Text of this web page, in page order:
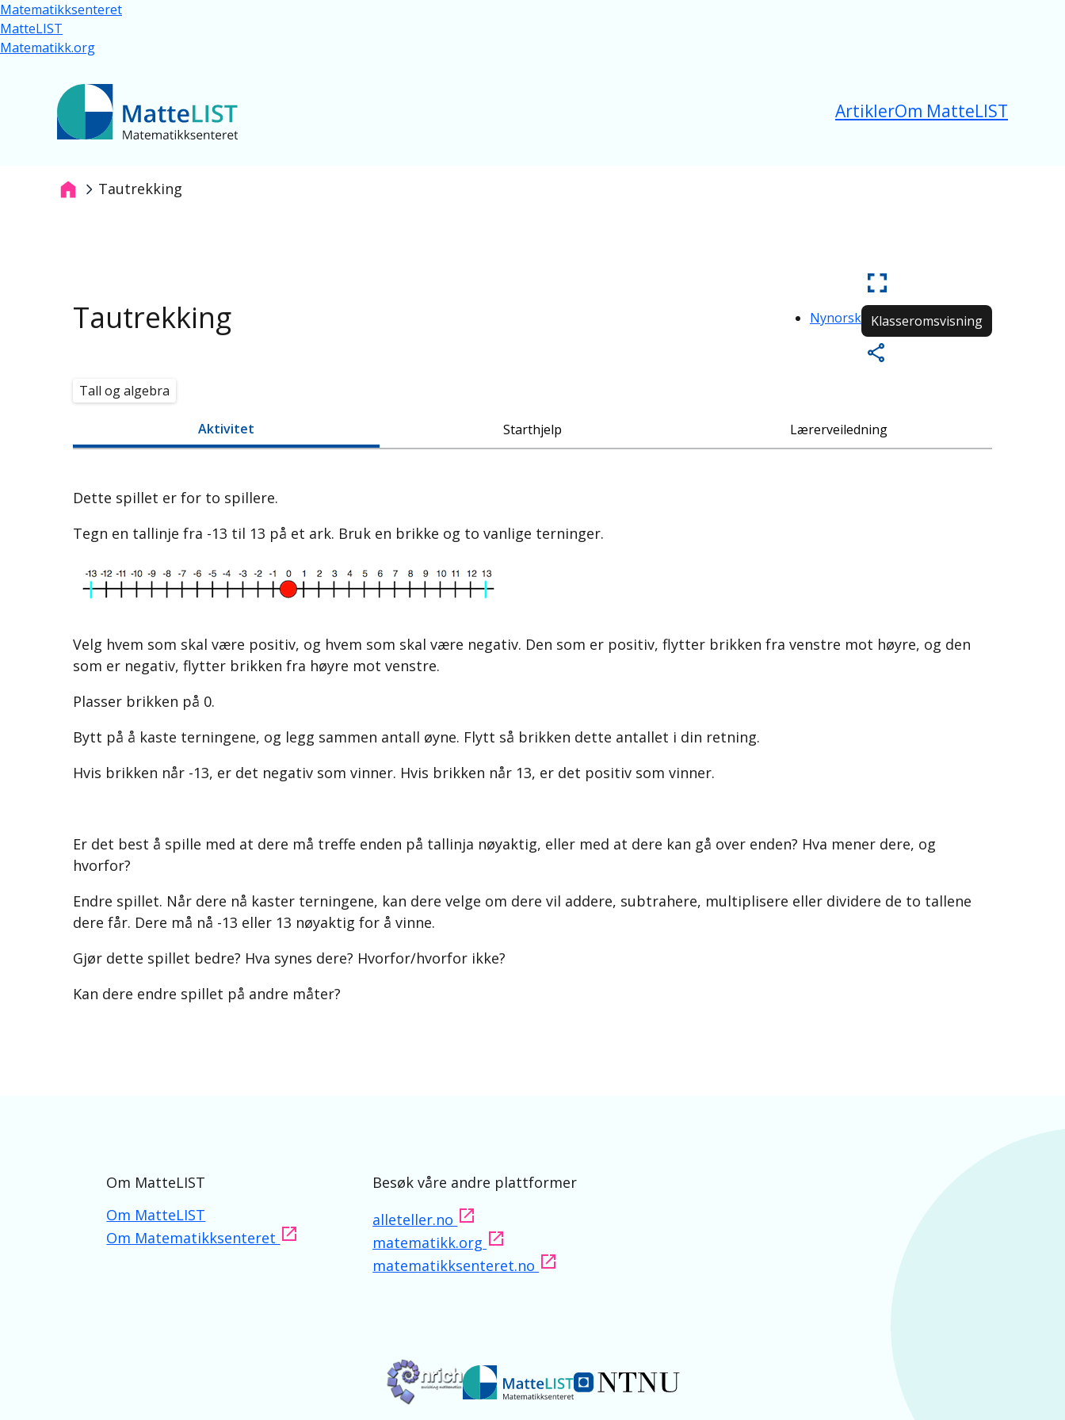
Hopp til hovedinnhold
Matematikksenteret
MatteLIST
Matematikk.org
ArtiklerOm MatteLIST
Navigasjonssti
Tautrekking
Tautrekking Nynorsk Klasseromsvisning
Tall og algebra
Aktivitet Starthjelp Lærerveiledning
Dette spillet er for to spillere.
Tegn en tallinje fra -13 til 13 på et ark. Bruk en brikke og to vanlige terninger.
Velg hvem som skal være positiv, og hvem som skal være negativ. Den som er positiv, flytter brikken fra venstre mot høyre, og den
som er negativ, flytter brikken fra høyre mot venstre.
Plasser brikken på 0.
Bytt på å kaste terningene, og legg sammen antall øyne. Flytt så brikken dette antallet i din retning.
Hvis brikken når -13, er det negativ som vinner. Hvis brikken når 13, er det positiv som vinner.
Er det best å spille med at dere må treffe enden på tallinja nøyaktig, eller med at dere kan gå over enden? Hva mener dere, og
hvorfor?
Endre spillet. Når dere nå kaster terningene, kan dere velge om dere vil addere, subtrahere, multiplisere eller dividere de to tallene
dere får. Dere må nå -13 eller 13 nøyaktig for å vinne.
Gjør dette spillet bedre? Hva synes dere? Hvorfor/hvorfor ikke?
Kan dere endre spillet på andre måter?
Om MatteLIST
Om MatteLIST
Om Matematikksenteret
Besøk våre andre plattformer
alleteller.no
matematikk.org
matematikksenteret.no